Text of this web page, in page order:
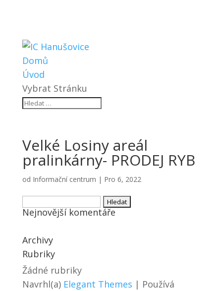
Domů
Úvod
Vybrat Stránku
Velké Losiny areál
pralinkárny- PRODEJ RYB
od Informační centrum | Pro 6, 2022
Vyhledávání
Nejnovější komentáře
Archivy
Rubriky
Žádné rubriky
Navrhl(a) Elegant Themes | Používá